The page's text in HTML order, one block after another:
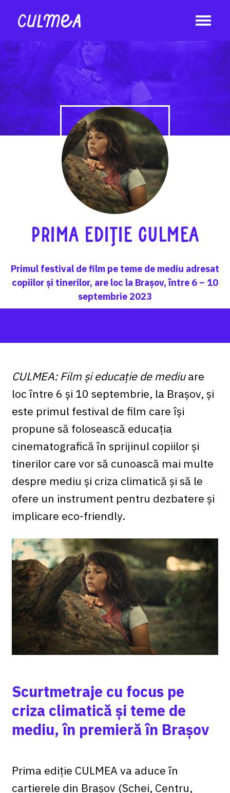
Prima ediție CULMEA
Primul festival de film pe teme de mediu adresat
copiilor și tinerilor, are loc la Brașov, între 6 – 10
septembrie 2023
CULMEA: Film și educație de mediuare
loc între 6 și 10 septembrie, la Brașov, și
este primul festival de film care își
propune să folosească educația
cinematografică în sprijinul copiilor și
tinerilor care vor să cunoască mai multe
despre mediu și criza climatică și să le
ofere un instrument pentru dezbatere și
implicare eco-friendly.
Scurtmetraje cu focus pe
criza climatică și teme de
mediu, în premieră în Brașov
Prima ediție CULMEA va aduce în
cartierele din Brașov (Schei, Centru,